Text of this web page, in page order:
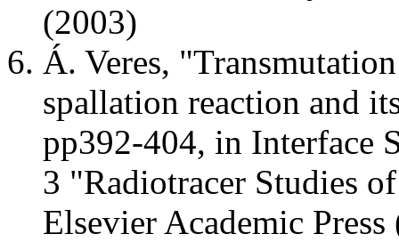
(2003)
Á. Veres,
spallation reaction and
pp392-404, in Interface
3 "Radiotracer Studies
Elsevier Academic